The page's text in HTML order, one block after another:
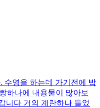
수영을 하는데 가기전에 밥
하나에 내용물이 많아보
니다 거의 계란하나 들었